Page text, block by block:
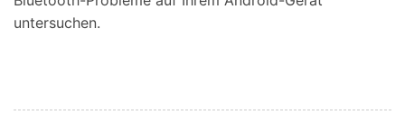
untersuchen.